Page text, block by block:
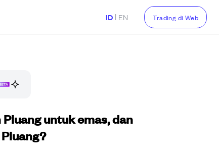
ID | EN Trading di Web
untuk emas, dan